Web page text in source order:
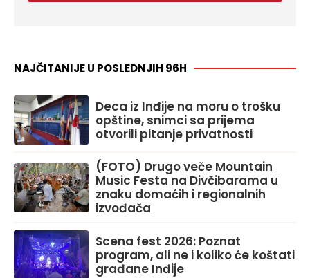
NAJČITANIJE U POSLEDNJIH 96H
Deca iz Inđije na moru o trošku
opštine, snimci sa prijema
otvorili pitanje privatnosti
(FOTO) Drugo veče Mountain
Music Festa na Divčibarama u
znaku domaćih i regionalnih
izvođača
Scena fest 2026: Poznat
program, ali ne i koliko će koštati
građane Inđije